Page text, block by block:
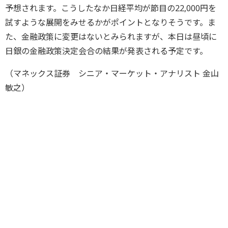
予想されます。こうしたなか日経平均が節目の22,000円を
試すような展開をみせるかがポイントとなりそうです。ま
た、金融政策に変更はないとみられますが、本日は昼頃に
日銀の金融政策決定会合の結果が発表される予定です。
（マネックス証券 シニア・マーケット・アナリスト 金山
敏之）